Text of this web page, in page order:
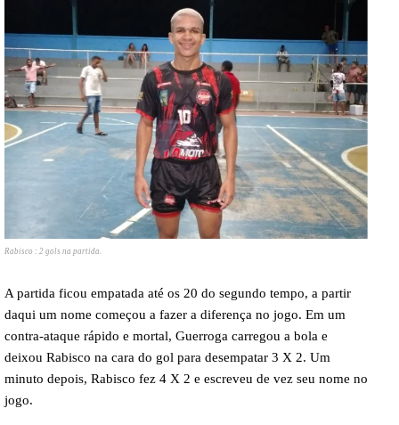
Rabisco : 2 gols na partida.
A partida ficou empatada até os 20 do segundo tempo, a partir
daqui um nome começou a fazer a diferença no jogo. Em um
contra-ataque rápido e mortal, Guerroga carregou a bola e
deixou Rabisco na cara do gol para desempatar 3 X 2. Um
minuto depois, Rabisco fez 4 X 2 e escreveu de vez seu nome no
jogo.